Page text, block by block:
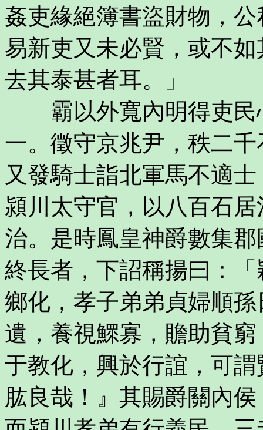
姦吏緣絕簿書盜財物，
易新吏又未必賢，或不
去其泰甚者耳。」
霸以外寬內明得吏民
一。徵守京兆尹，秩二
又發騎士詣北軍馬不適
潁川太守官，以八百石
治。是時鳳皇神爵數集
終長者，下詔稱揚曰：
鄉化，孝子弟弟貞婦順
遺，養視鰥寡，贍助貧
于教化，興於行誼，可
肱良哉！』其賜爵關內